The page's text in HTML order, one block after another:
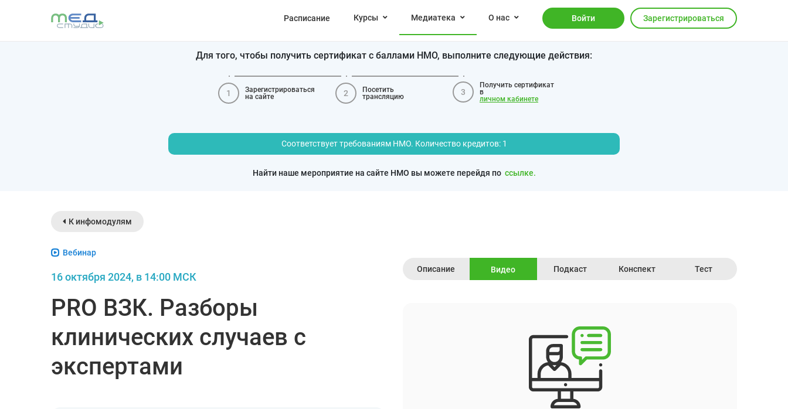
Расписание Курсы Медиатека О нас Войти Зарегистрироваться
Для того, чтобы получить сертификат с баллами НМО, выполните следующие действия:
1
Зарегистрироваться
на сайте
2
Посетить
трансляцию
3
Получить сертификат
в
личном кабинете
Соответствует требованиям НМО. Количество кредитов: 1
Найти наше мероприятие на сайте НМО вы можете перейдя по ссылке.
К инфомодулям
Вебинар
16 октября 2024, в 14:00 МСК
PRO ВЗК. Разборы
клинических случаев с
экспертами
Описание Видео Подкаст Конспект Тест